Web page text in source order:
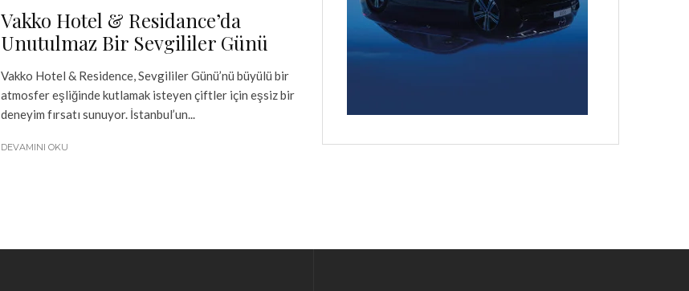
Vakko Hotel & Residance’da
Unutulmaz Bir Sevgililer Günü
Vakko Hotel & Residence, Sevgililer Günü’nü büyülü bir
atmosfer eşliğinde kutlamak isteyen çiftler için eşsiz bir
deneyim fırsatı sunuyor. İstanbul’un...
DEVAMINI OKU